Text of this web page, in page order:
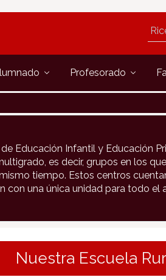
Profesorado
Educación Infantil y Educación
es decir, grupos en los
tiempo. Estos centros
con una única unidad para todo el
Nuestra Escuela